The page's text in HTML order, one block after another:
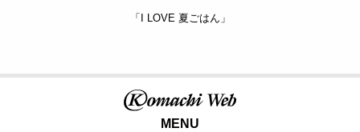
「I LOVE 夏ごはん」
MENU